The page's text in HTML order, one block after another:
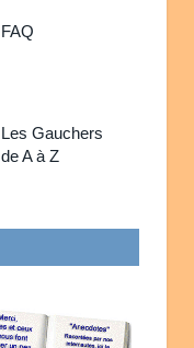
FAQ
Les Gauchers
de A à Z